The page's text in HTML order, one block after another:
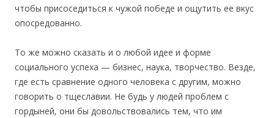
чтобы присоседиться к чужой победе и ощутить ее вкус
опосредованно.
То же можно сказать и о любой идее и форме
социального успеха — бизнес, наука, творчество. Везде,
где есть сравнение одного человека с другим, можно
говорить о тщеславии. Не будь у людей проблем с
гордыней, они бы довольствовались тем, что им